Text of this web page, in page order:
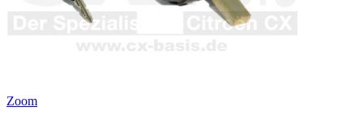
Zoom